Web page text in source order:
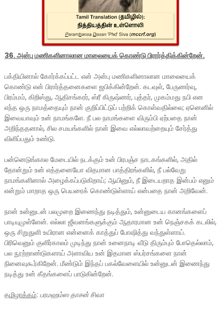
36. அன்பு மணிகளினாலான மாலையைக் கொண்டு பிரார்த்திக்கின்றேன்.
பக்தியினால் கோர்க்கப்பட்ட என் அன்பு மணிகளினாலான மாலையைக்
கொண்டு என் பிரார்த்தனைகளை ஜபிக்கின்றேன். கடவுள், பேருணர்வு,
பிரம்மம், கிறிஸ்து, ஆதிசங்கரர், ஸ்ரீ கிருஷ்ணர், புத்தர், முகம்மது நபி என
எந்த ஒரு நாமத்தையும் நான் குறிப்பிட்டுப் பற்றிக் கொள்வதில்லை; ஏனெனில்
இவையாவும் உன் நாமங்களே. நீ பல நாமங்களை விரும்பி ஏற்பதை நான்
அறிந்ததனால், சில சமயங்களில் நான் இவை எல்லாவற்றையும் சேர்த்து
விளிப்பதும் உண்டு.
பன்னெடுங்கால மேடையில் நடக்கும் உன் பிரபஞ்ச நாடகங்களில், அதில்
தோன்றும் உன் எத்தனையோ விதமான பாத்திரங்களில், நீ பல்வேறு
நாமங்களினால் அழைக்கப்படுகிறாய்; ஆயினும், நீ இடையறாத இன்பம் எனும்
என்றும் மாறாத ஒரு பெயரைக் கொண்டுள்ளாய் என்பதை நான் அறிவேன்.
நான் உன்னுடன் பலமுறை இணைந்து நடித்தும், உன்னுடைய கானங்களைப்
பாடியுமுள்ளேன். எல்லா ஜீவனங்களுக்கும் ஆதாரமான உன் நெஞ்சகக் கடலில்,
ஒரு சிறுதுளி உயிரான என்னைக் காத்துப் போஷித்து வந்துள்ளாய்.
பிரிவெனும் குளிர்காலம் முடிந்து நான் உனைநாடி வீடு திரும்பும் போதெல்லாம்,
பல நூற்றாண்டுகளாய் அளாவிய உன் இதமான ஸ்பர்சங்களை நான்
நினைவுகூர்கிறேன். மீண்டும் இந்தப் பகல்வேளையில் உன்னுடன் இணைந்து
நடித்து உன் கீதங்களைப் பாடுகின்றேன்.
தமிழாக்கம்: பரமஹம்ஸ தாசன்சிவா